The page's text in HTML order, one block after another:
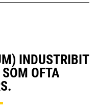
INDUSTRIBIT
OFTA